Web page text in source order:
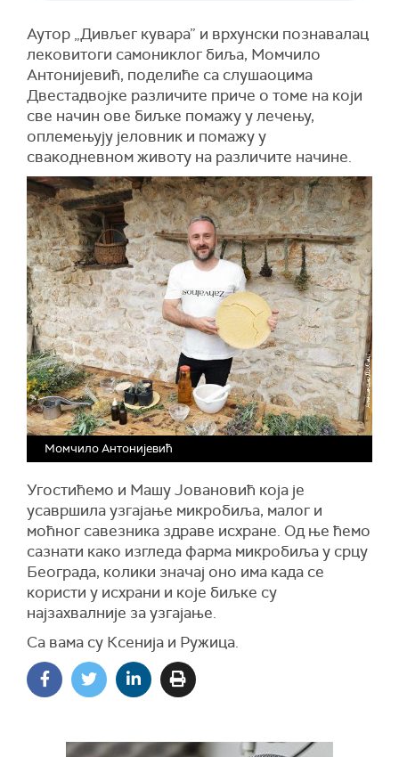
Аутор „Дивљег кувара” и врхунски познавалац
лековитоги самониклог биља, Момчило
Антонијевић, поделиће са слушаоцима
Двестадвојке различите приче о томе на који
све начин ове биљке помажу у лечењу,
оплемењују јеловник и помажу у
свакодневном животу на различите начине.
Момчило Антонијевић
Угостићемо и Машу Јовановић која је
усавршила узгајање микробиља, малог и
моћног савезника здраве исхране. Од ње ћемо
сазнати како изгледа фарма микробиља у срцу
Београда, колики значај оно има када се
користи у исхрани и које биљке су
најзахвалније за узгајање.
Са вама су Ксенија и Ружица.